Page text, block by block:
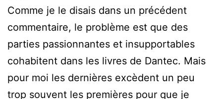
Comme je le disais dans un précédent
commentaire, le problème est que des
parties passionnantes et insupportables
cohabitent dans les livres de Dantec. Mais
pour moi les dernières excèdent un peu
trop souvent les premières pour que je